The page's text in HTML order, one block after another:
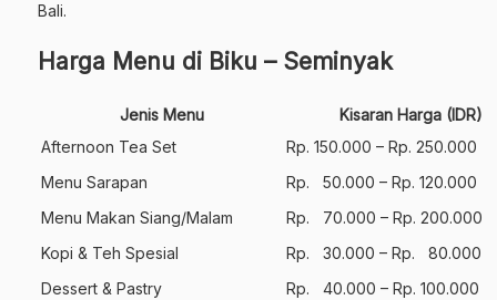
Bali.
Harga Menu di Biku – Seminyak
Jenis Menu
Kisaran Harga (IDR)
Afternoon Tea Set
Rp. 150.000 – Rp. 250.000
Menu Sarapan
Rp. 50.000 – Rp. 120.000
Menu Makan Siang/Malam
Rp. 70.000 – Rp. 200.000
Kopi & Teh Spesial
Rp. 30.000 – Rp. 80.000
Dessert & Pastry
Rp. 40.000 – Rp. 100.000